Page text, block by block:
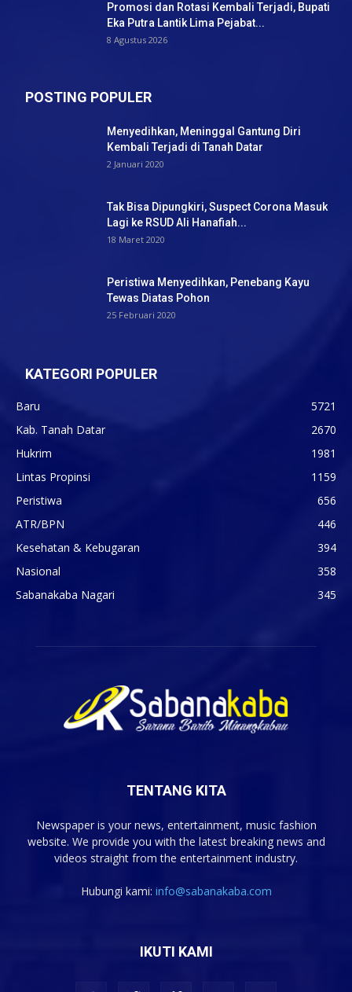
Promosi dan Rotasi Kembali Terjadi, Bupati
Eka Putra Lantik Lima Pejabat...
8 Agustus 2026
POSTING POPULER
Menyedihkan, Meninggal Gantung Diri
Kembali Terjadi di Tanah Datar
2 Januari 2020
Tak Bisa Dipungkiri, Suspect Corona Masuk
Lagi ke RSUD Ali Hanafiah...
18 Maret 2020
Peristiwa Menyedihkan, Penebang Kayu
Tewas Diatas Pohon
25 Februari 2020
KATEGORI POPULER
Baru
5721
Kab. Tanah Datar
2670
Hukrim
1981
Lintas Propinsi
1159
Peristiwa
656
ATR/BPN
446
Kesehatan & Kebugaran
394
Nasional
358
Sabanakaba Nagari
345
TENTANG KITA
Newspaper is your news, entertainment, music fashion
website. We provide you with the latest breaking news and
videos straight from the entertainment industry.
Hubungi kami: info@sabanakaba.com
IKUTI KAMI